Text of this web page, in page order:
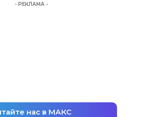
- РЕКЛАМА -
нас в МАКС